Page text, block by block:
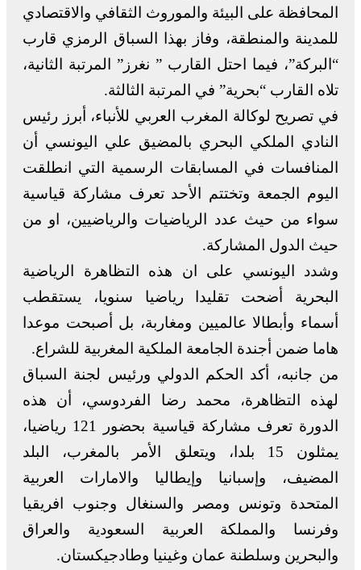
المحافظة على البيئة والموروث الثقافي والاقتصادي
للمدينة والمنطقة، وفاز بهذا السباق الرمزي قارب
“البركة”، فيما احتل القارب ” نغرز” المرتبة الثانية،
تلاه القارب “بحرية” في المرتبة الثالثة.
في تصريح لوكالة المغرب العربي للأنباء، أبرز رئيس
النادي الملكي البحري بالمضيق علي اليونسي أن
المنافسات في المسابقات الرسمية التي انطلقت
اليوم الجمعة وتختتم الأحد تعرف مشاركة قياسية
سواء من حيث عدد الرياضيات والرياضيين، او من
حيث الدول المشاركة.
وشدد اليونسي على ان هذه التظاهرة الرياضية
البحرية أضحت تقليدا رياضيا سنويا، يستقطب
أسماء وأبطالا عالميين ومغاربة، بل أصبحت موعدا
هاما ضمن أجندة الجامعة الملكية المغربية للشراع.
من جانبه، أكد الحكم الدولي ورئيس لجنة السباق
لهذه التظاهرة، محمد رضا الفردوسي، أن هذه
الدورة تعرف مشاركة قياسية بحضور 121 رياضيا،
يمثلون 15 بلدا، ويتعلق الأمر بالمغرب، البلد
المضيف، وإسبانيا وإيطاليا والامارات العربية
المتحدة وتونس ومصر والسنغال وجنوب افريقيا
وفرنسا والمملكة العربية السعودية والعراق
والبحرين وسلطنة عمان وغينيا وطادجيكستان.